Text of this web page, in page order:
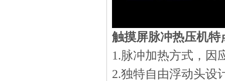
触摸屏脉冲热压机特
1.脉冲加热方式，因
2.独特自由浮动头设